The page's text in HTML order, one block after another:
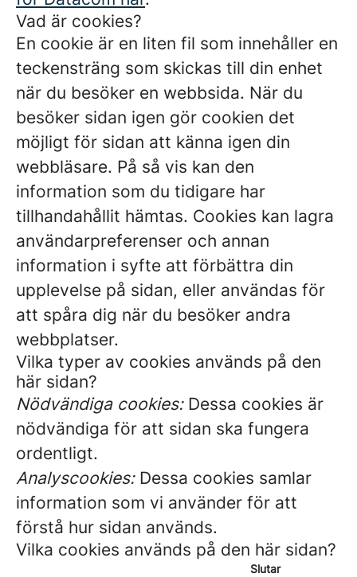
Vad är cookies?
En cookie är en liten fil som innehåller en
teckensträng som skickas till din enhet
när du besöker en webbsida. När du
besöker sidan igen gör cookien det
möjligt för sidan att känna igen din
webbläsare. På så vis kan den
information som du tidigare har
tillhandahållit hämtas. Cookies kan lagra
användarpreferenser och annan
information i syfte att förbättra din
upplevelse på sidan, eller användas för
att spåra dig när du besöker andra
webbplatser.
Vilka typer av cookies används på den
här sidan?
Nödvändiga cookies:Dessa cookies är
nödvändiga för att sidan ska fungera
ordentligt.
Analyscookies:Dessa cookies samlar
information som vi använder för att
förstå hur sidan används.
Vilka cookies används på den här sidan?
Slutar